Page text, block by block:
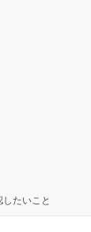
たいこと